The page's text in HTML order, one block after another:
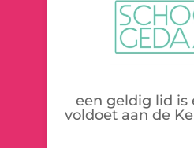
een geldig lid is
voldoet aan de